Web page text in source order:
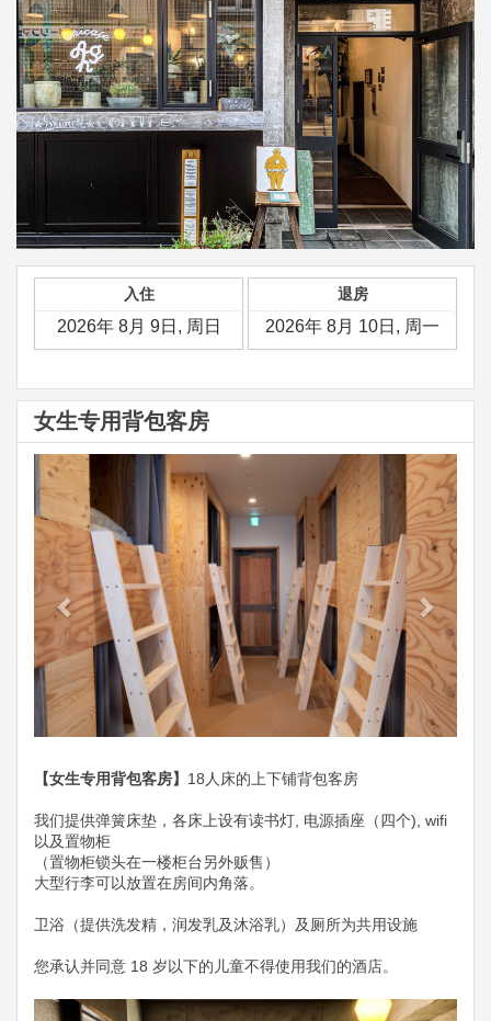
入住 退房
女生专用背包客房
Previous
Next
【女生专用背包客房】 18人床的上下铺背包客房
我们提供弹簧床垫​​，各床上设有读书灯, 电源插座（四个), wifi
以及置物柜
（置物柜锁头在一楼柜台另外贩售）
大型行李可以放置在房间内角落。
卫浴（提供洗发精，润发乳及沐浴乳）及厕所为共用设施
您承认并同意 18 岁以下的儿童不得使用我们的酒店。